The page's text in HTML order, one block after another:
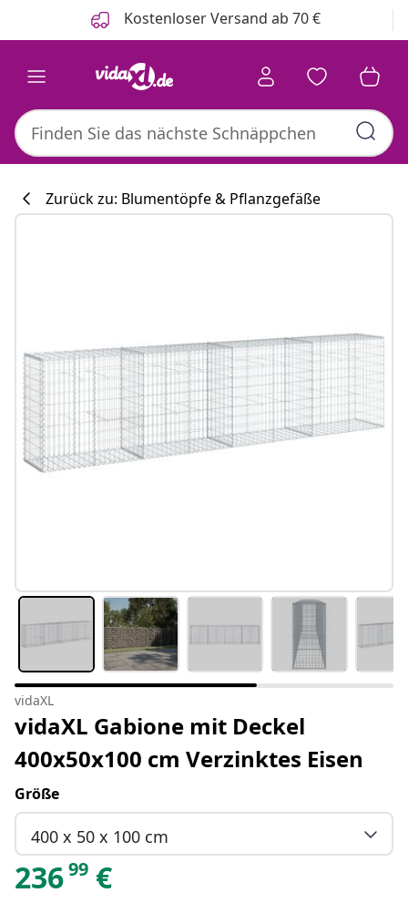
Kostenloser Versand ab 70 €
Zurück zu: Blumentöpfe & Pflanzgefäße
vidaXL
vidaXL Gabione mit Deckel
400x50x100 cm Verzinktes Eisen
Größe
400 x 50 x 100 cm
23699 €